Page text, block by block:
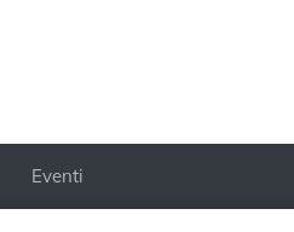
Eventi